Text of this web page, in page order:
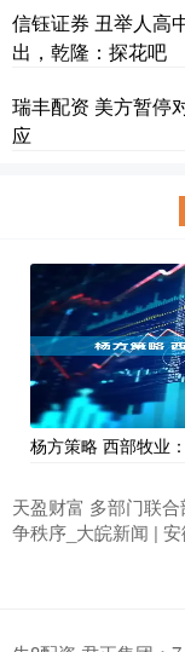
信钰证券 丑举人高
出，乾隆：探花吧
瑞丰配资 美方暂停
应
杨方策略 西部牧业
天盈财富 多部门联
争秩序_大皖新闻 |